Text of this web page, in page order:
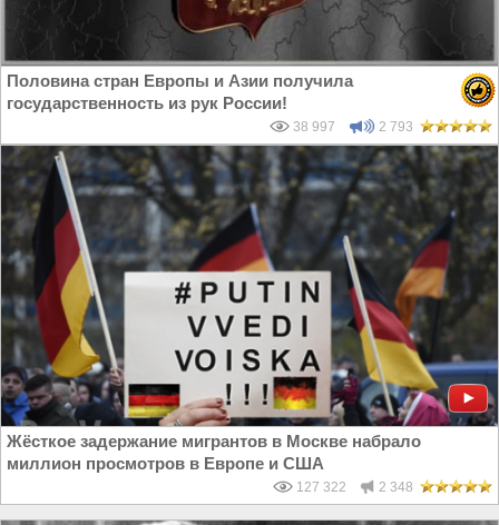
Половина стран Европы и Азии получила
государственность из рук России!
38 997 2 793
Жёсткое задержание мигрантов в Москве набрало
миллион просмотров в Европе и США
127 322 2 348